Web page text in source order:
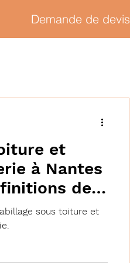
Demande de devis
et
à Nantes
de
sous toiture et